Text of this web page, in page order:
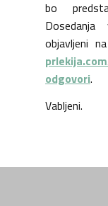
bo
objavljeni
odgovori.
Vabljeni.